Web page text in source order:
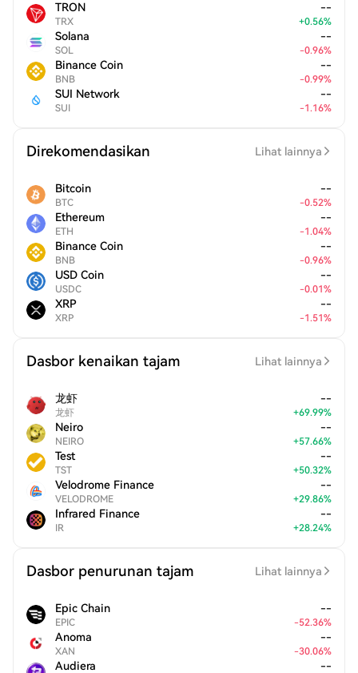
TRON
TRX
--
+0.56%
Solana
SOL
--
-0.96%
Binance Coin
BNB
--
-0.99%
SUI Network
SUI
--
-1.16%
Direkomendasikan Lihat lainnya
Bitcoin
BTC
--
-0.52%
Ethereum
ETH
--
-1.04%
Binance Coin
BNB
--
-0.96%
USD Coin
USDC
--
-0.01%
XRP
XRP
--
-1.51%
Dasbor kenaikan tajam Lihat lainnya
龙虾
龙虾
--
+69.99%
Neiro
NEIRO
--
+57.66%
Test
TST
--
+50.32%
Velodrome Finance
VELODROME
--
+29.86%
Infrared Finance
IR
--
+28.24%
Dasbor penurunan tajam Lihat lainnya
Epic Chain
EPIC
--
-52.36%
Anoma
XAN
--
-30.06%
Audiera --